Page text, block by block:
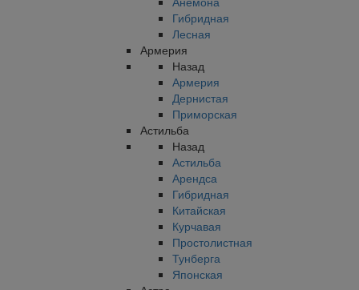
Гибридная
Лесная
Армерия
Назад
Армерия
Дернистая
Приморская
Астильба
Назад
Астильба
Арендса
Гибридная
Китайская
Курчавая
Простолистная
Тунберга
Японская